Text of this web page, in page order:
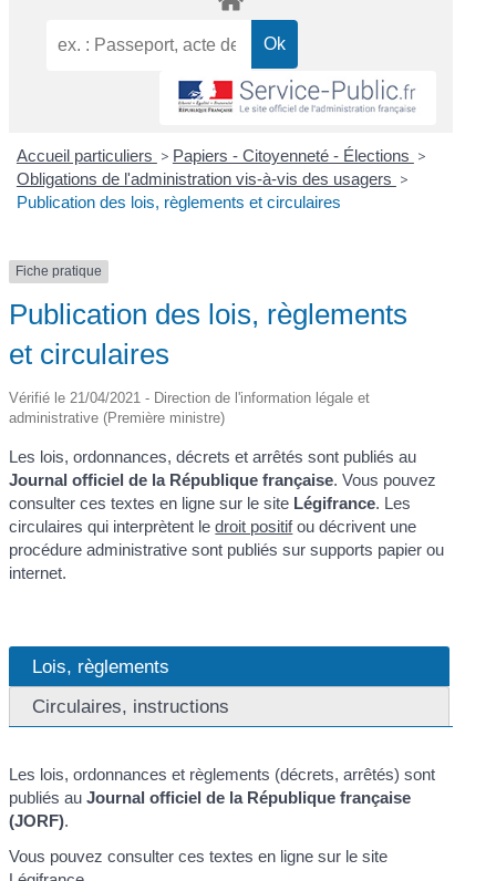
Accueil particuliers > Papiers - Citoyenneté - Élections >
Obligations de l'administration vis-à-vis des usagers >
Publication des lois, règlements et circulaires
Fiche pratique
Publication des lois, règlements
et circulaires
Vérifié le 21/04/2021 - Direction de l'information légale et
administrative (Première ministre)
Les lois, ordonnances, décrets et arrêtés sont publiés au
Journal officiel de la République française. Vous pouvez
consulter ces textes en ligne sur le site Légifrance. Les
circulaires qui interprètent ledroit positifou décrivent une
procédure administrative sont publiés sur supports papier ou
internet.
Lois, règlements
Circulaires, instructions
Les lois, ordonnances et règlements (décrets, arrêtés) sont
publiés auJournal officiel de la République française
(JORF).
Vous pouvez consulter ces textes en ligne sur le site